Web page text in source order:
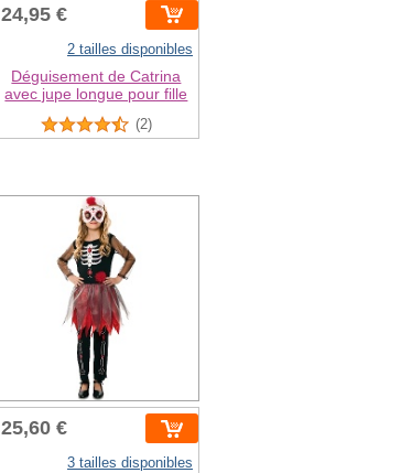
24,95 €
2 tailles disponibles
Déguisement de Catrina
avec jupe longue pour fille
(2)
25,60 €
3 tailles disponibles